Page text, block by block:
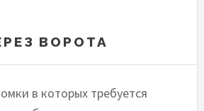
ВОРОТА
в которых требуется